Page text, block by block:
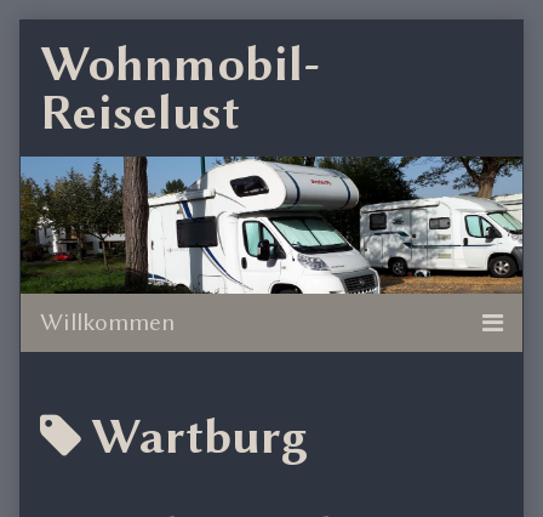
content
Wohnmobil-
Reiselust
Posts
tagged
Wartburg